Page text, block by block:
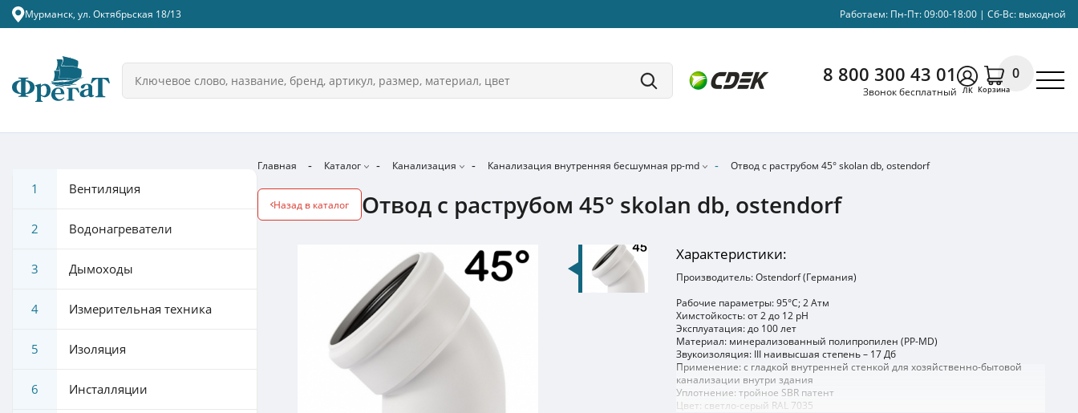
Мурманск, ул. Октябрьская 18/13 Работаем: Пн-Пт: 09:00-18:00 | Сб-Вс: выходной
8 800 300 43 01
Звонок бесплатный ЛК
0
Корзина
Главная Каталог Канализация Канализация внутренняя бесшумная pp-md Отвод с раструбом 45° skolan db, ostendorf
Назад в каталог Отвод с раструбом 45° skolan db, ostendorf
Характеристики:
Производитель: Ostendorf (Германия)
Рабочие параметры: 95°C; 2 Атм
Химстойкость: от 2 до 12 pH
Эксплуатация: до 100 лет
Материал: минерализованный полипропилен (PP-MD)
Звукоизоляция: III наивысшая степень – 17 Дб
Применение: с гладкой внутренней стенкой для хозяйственно-бытовой
канализации внутри здания
Уплотнение: тройное SBR патент
Цвет: светло-серый RAL 7035
1 Вентиляция
2 Водонагреватели
3 Дымоходы
4 Измерительная техника
5 Изоляция
6 Инсталляции